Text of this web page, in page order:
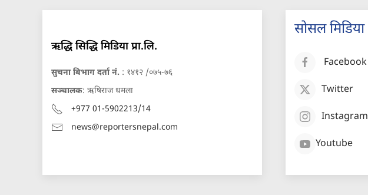
ऋद्धि सिद्धि मिडिया प्रा.लि.
सुचना बिभाग दर्ता नं. : १४१२ /०७५-७६
सञ्चालक: ऋषिराज धमला
+977 01-5902213/14
news@reportersnepal.com
सोसल मिडिया
Facebook
Twitter
Instagram
Youtube